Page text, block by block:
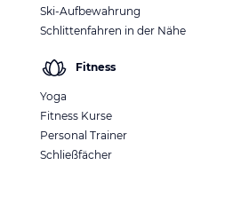
Ski-Aufbewahrung
Schlittenfahren in der Nähe
Fitness
Yoga
Fitness Kurse
Personal Trainer
Schließfächer